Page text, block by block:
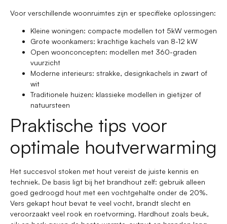
Voor verschillende woonruimtes zijn er specifieke oplossingen:
Kleine woningen: compacte modellen tot 5kW vermogen
Grote woonkamers: krachtige kachels van 8-12 kW
Open woonconcepten: modellen met 360-graden
vuurzicht
Moderne interieurs: strakke, designkachels in zwart of
wit
Traditionele huizen: klassieke modellen in gietijzer of
natuursteen
Praktische tips voor
optimale houtverwarming
Het succesvol stoken met hout vereist de juiste kennis en
techniek. De basis ligt bij het brandhout zelf: gebruik alleen
goed gedroogd hout met een vochtgehalte onder de 20%.
Vers gekapt hout bevat te veel vocht, brandt slecht en
veroorzaakt veel rook en roetvorming. Hardhout zoals beuk,